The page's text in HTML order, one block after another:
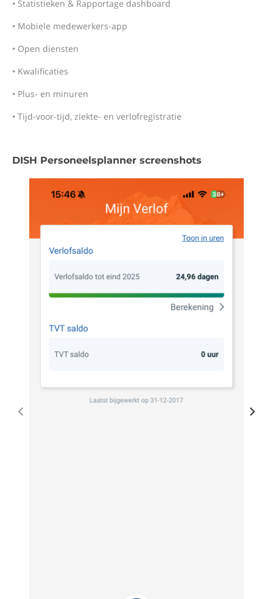
• Statistieken & Rapportage dashboard
• Mobiele medewerkers-app
• Open diensten
• Kwalificaties
• Plus- en minuren
• Tijd-voor-tijd, ziekte- en verlofregistratie
DISH Personeelsplanner screenshots